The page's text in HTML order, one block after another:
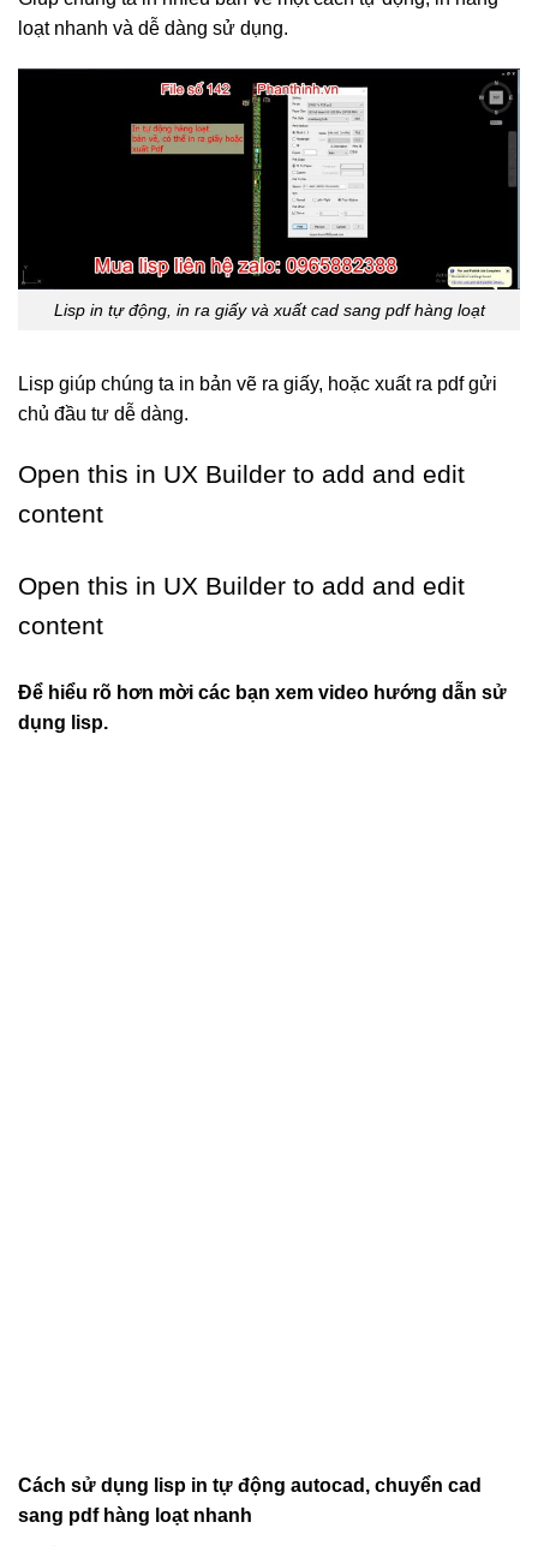
loạt nhanh và dễ dàng sử dụng.
Lisp in tự động, in ra giấy và xuất cad sang pdf hàng loạt
Lisp giúp chúng ta in bản vẽ ra giấy, hoặc xuất ra pdf gửi
chủ đầu tư dễ dàng.
Open this in UX Builder to add and edit
content
Open this in UX Builder to add and edit
content
Để hiểu rõ hơn mời các bạn xem video hướng dẫn sử
dụng lisp.
Cách sử dụng lisp in tự động autocad, chuyển cad
sang pdf hàng loạt nhanh